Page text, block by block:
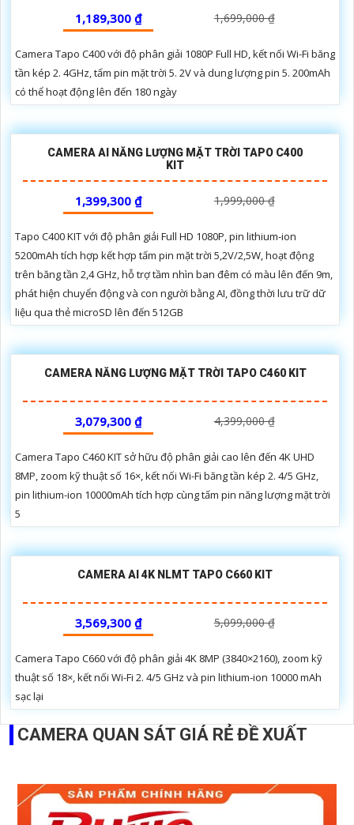
1,189,300 ₫ 1,699,000 ₫
Camera Tapo C400 với độ phân giải 1080P Full HD, kết nối Wi-Fi băng
tần kép 2. 4GHz, tấm pin mặt trời 5. 2V và dung lượng pin 5. 200mAh
có thể hoạt động lên đến 180 ngày
CAMERA AI NĂNG LƯỢNG MẶT TRỜI TAPO C400
KIT
1,399,300 ₫ 1,999,000 ₫
Tapo C400 KIT với độ phân giải Full HD 1080P, pin lithium-ion
5200mAh tích hợp kết hợp tấm pin mặt trời 5,2V/2,5W, hoạt động
trên băng tần 2,4 GHz, hỗ trợ tầm nhìn ban đêm có màu lên đến 9m,
phát hiện chuyển động và con người bằng AI, đồng thời lưu trữ dữ
liệu qua thẻ microSD lên đến 512GB
CAMERA NĂNG LƯỢNG MẶT TRỜI TAPO C460 KIT
3,079,300 ₫ 4,399,000 ₫
Camera Tapo C460 KIT sở hữu độ phân giải cao lên đến 4K UHD
8MP, zoom kỹ thuật số 16×, kết nối Wi-Fi băng tần kép 2. 4/5 GHz,
pin lithium-ion 10000mAh tích hợp cùng tấm pin năng lượng mặt trời
5
CAMERA AI 4K NLMT TAPO C660 KIT
3,569,300 ₫ 5,099,000 ₫
Camera Tapo C660 với độ phân giải 4K 8MP (3840×2160), zoom kỹ
thuật số 18×, kết nối Wi-Fi 2. 4/5 GHz và pin lithium-ion 10000 mAh
sạc lại
CAMERA QUAN SÁT GIÁ RẺ ĐỀ XUẤT